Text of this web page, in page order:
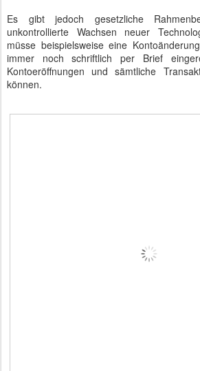
Es gibt jedoch gesetzliche
unkontrollierte Wachsen neuer
müsse beispielsweise eine
immer noch schriftlich per Brief
Kontoeröffnungen und sämtliche
können.